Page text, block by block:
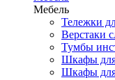
Мебель
Тележки
Верстаки
Тумбы
Шкафы для
Шкафы